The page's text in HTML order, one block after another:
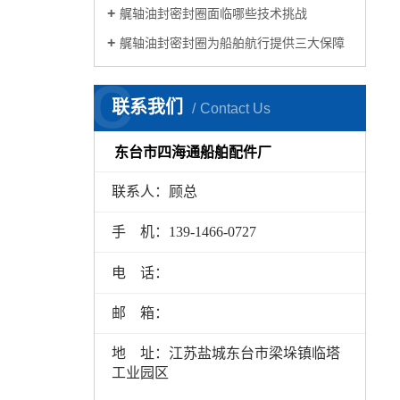
艉轴油封密封圈面临哪些技术挑战
艉轴油封密封圈为船舶航行提供三大保障
联系我们 Contact Us
C
东台市四海通船舶配件厂
联系人：顾总
手 机：139-1466-0727
电 话：
邮 箱：
地 址：江苏盐城东台市梁垛镇临塔
工业园区